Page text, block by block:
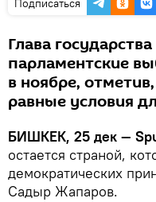
Подписаться
Глава
парламентские
в ноябре,
равные условия
БИШКЕК, 25 дек —
остается страной,
демократических
Садыр Жапаров.